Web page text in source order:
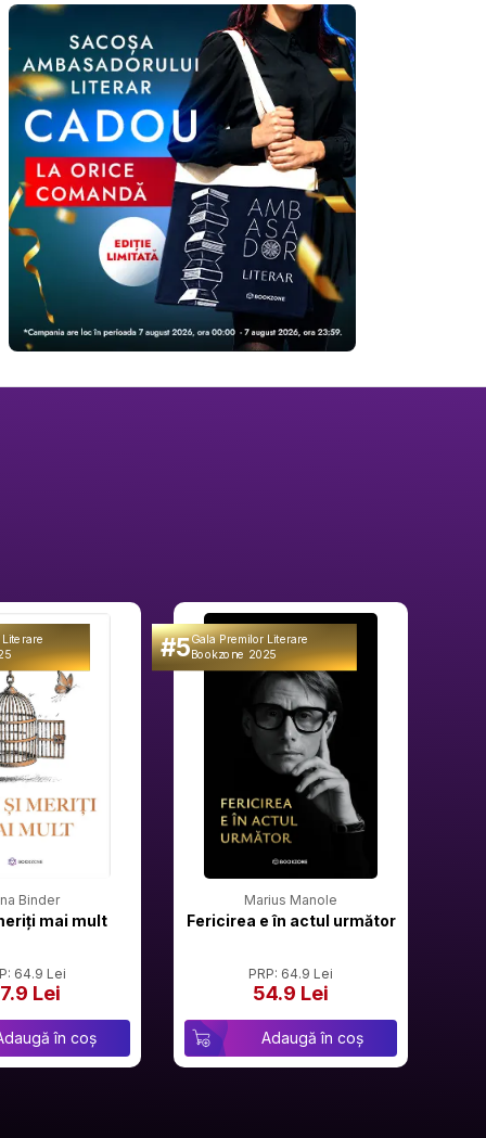
Binder
mai mult
64.9 Lei
Lei
în coș
#5Gala Premilor Literare
Bookzone 2025
Marius Manole
Fericirea e în actul următor
PRP: 64.9 Lei
54.9 Lei
Adaugă în coș